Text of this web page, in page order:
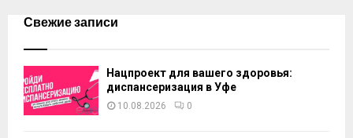
Свежие записи
Нацпроект для вашего здоровья:
диспансеризация в Уфе
10.08.2026 0